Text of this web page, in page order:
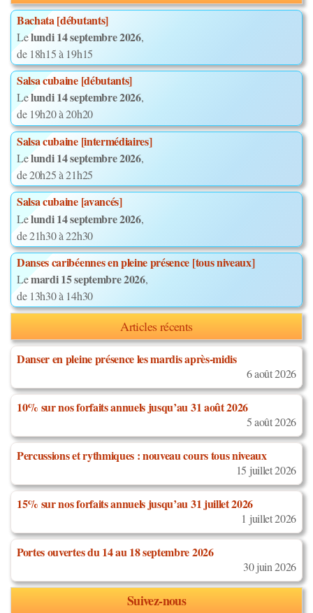
Bachata [débutants]
Lelundi 14 septembre 2026,
de 18h15 à 19h15
Salsa cubaine [débutants]
Lelundi 14 septembre 2026,
de 19h20 à 20h20
Salsa cubaine [intermédiaires]
Lelundi 14 septembre 2026,
de 20h25 à 21h25
Salsa cubaine [avancés]
Lelundi 14 septembre 2026,
de 21h30 à 22h30
Danses caribéennes en pleine présence [tous niveaux]
Lemardi 15 septembre 2026,
de 13h30 à 14h30
Articles récents
Danser en pleine présence les mardis après-midis
6 août 2026
10% sur nos forfaits annuels jusqu’au 31 août 2026
5 août 2026
Percussions et rythmiques : nouveau cours tous niveaux
15 juillet 2026
15% sur nos forfaits annuels jusqu’au 31 juillet 2026
1 juillet 2026
Portes ouvertes du 14 au 18 septembre 2026
30 juin 2026
Suivez-nous